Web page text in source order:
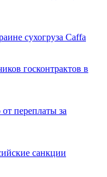
сухогруза Caffa
госконтрактов в
переплаты за
санкции